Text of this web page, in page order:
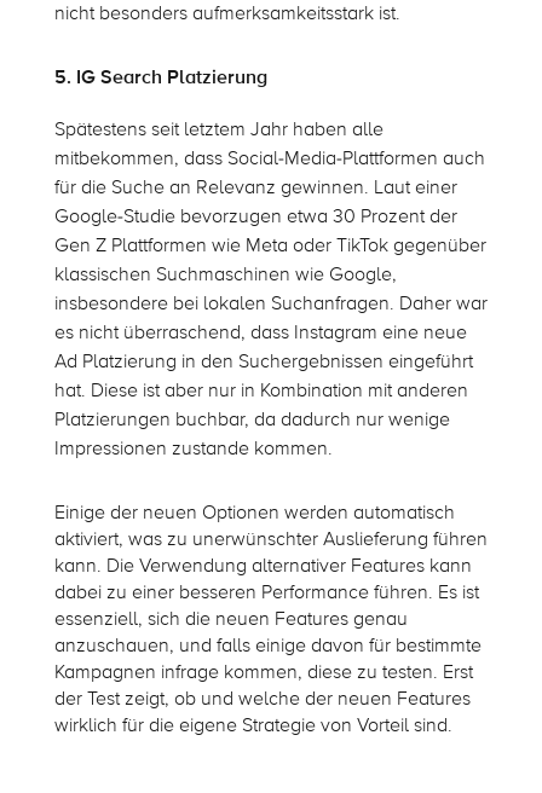
nicht besonders aufmerksamkeitsstark ist.
5. IG Search Platzierung
Spätestens seit letztem Jahr haben alle
mitbekommen, dass Social-Media-Plattformen auch
für die Suche an Relevanz gewinnen. Laut einer
Google-Studie bevorzugen etwa 30 Prozent der
Gen Z Plattformen wie Meta oder TikTok gegenüber
klassischen Suchmaschinen wie Google,
insbesondere bei lokalen Suchanfragen. Daher war
es nicht überraschend, dass Instagram eine neue
Ad Platzierung in den Suchergebnissen eingeführt
hat. Diese ist aber nur in Kombination mit anderen
Platzierungen buchbar, da dadurch nur wenige
Impressionen zustande kommen.
Einige der neuen Optionen werden automatisch
aktiviert, was zu unerwünschter Auslieferung führen
kann. Die Verwendung alternativer Features kann
dabei zu einer besseren Performance führen. Es ist
essenziell, sich die neuen Features genau
anzuschauen, und falls einige davon für bestimmte
Kampagnen infrage kommen, diese zu testen. Erst
der Test zeigt, ob und welche der neuen Features
wirklich für die eigene Strategie von Vorteil sind.